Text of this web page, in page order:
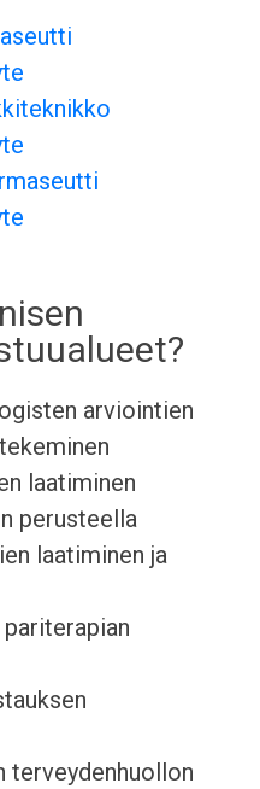
arviointien
laatiminen
perusteella
laatiminen ja
terveydenhuollon